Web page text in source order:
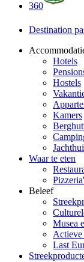
360
Destination
Hotels
Hostels
Kamers
Waar te eten
Beleef
Musea
Actieve
Last